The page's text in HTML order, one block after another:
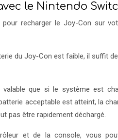
le Nintendo
recharger le Joy-Con sur
du Joy-Con est faible, il suffit
que si le système est
acceptable est atteint, la
pas être rapidement déchargé.
et de la console, vous